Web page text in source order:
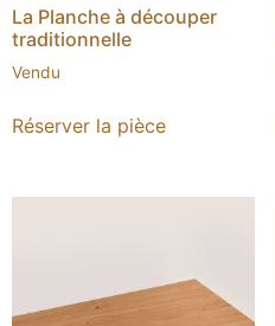
La Planche à découper
traditionnelle
Vendu
Réserver la pièce